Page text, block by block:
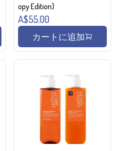
opy Edition)
A$55.00
カートに追加